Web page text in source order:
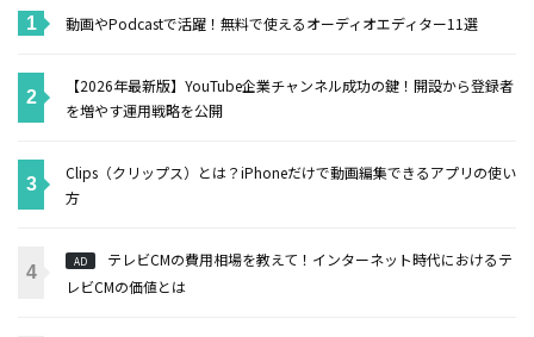
動画やPodcastで活躍！無料で使えるオーディオエディター11選
【2026年最新版】YouTube企業チャンネル成功の鍵！開設から登録者
を増やす運用戦略を公開
Clips（クリップス）とは？iPhoneだけで動画編集できるアプリの使い
方
AD
テレビCMの費用相場を教えて！インターネット時代におけるテ
レビCMの価値とは